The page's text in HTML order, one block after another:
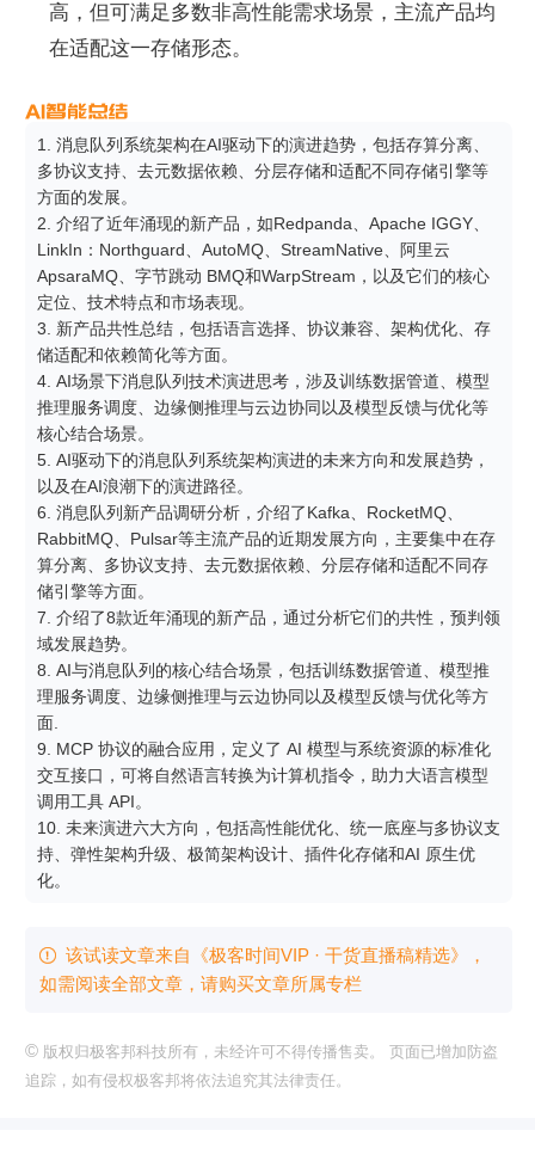
高，但可满足多数非高性能需求场景，主流产品均
在适配这一存储形态。
1. 消息队列系统架构在AI驱动下的演进趋势，包括存算分离、
多协议支持、去元数据依赖、分层存储和适配不同存储引擎等
方面的发展。
2. 介绍了近年涌现的新产品，如Redpanda、Apache IGGY、
LinkIn：Northguard、AutoMQ、StreamNative、阿里云
ApsaraMQ、字节跳动 BMQ和WarpStream，以及它们的核心
定位、技术特点和市场表现。
3. 新产品共性总结，包括语言选择、协议兼容、架构优化、存
储适配和依赖简化等方面。
4. AI场景下消息队列技术演进思考，涉及训练数据管道、模型
推理服务调度、边缘侧推理与云边协同以及模型反馈与优化等
核心结合场景。
5. AI驱动下的消息队列系统架构演进的未来方向和发展趋势，
以及在AI浪潮下的演进路径。
6. 消息队列新产品调研分析，介绍了Kafka、RocketMQ、
RabbitMQ、Pulsar等主流产品的近期发展方向，主要集中在存
算分离、多协议支持、去元数据依赖、分层存储和适配不同存
储引擎等方面。
7. 介绍了8款近年涌现的新产品，通过分析它们的共性，预判领
域发展趋势。
8. AI与消息队列的核心结合场景，包括训练数据管道、模型推
理服务调度、边缘侧推理与云边协同以及模型反馈与优化等方
面.
9. MCP 协议的融合应用，定义了 AI 模型与系统资源的标准化
交互接口，可将自然语言转换为计算机指令，助力大语言模型
调用工具 API。
10. 未来演进六大方向，包括高性能优化、统一底座与多协议支
持、弹性架构升级、极简架构设计、插件化存储和AI 原生优
化。
 该试读文章来自《极客时间VIP · 干货直播稿精选》，
如需阅读全部文章，请购买文章所属专栏
© 版权归极客邦科技所有，未经许可不得传播售卖。 页面已增加防盗
追踪，如有侵权极客邦将依法追究其法律责任。